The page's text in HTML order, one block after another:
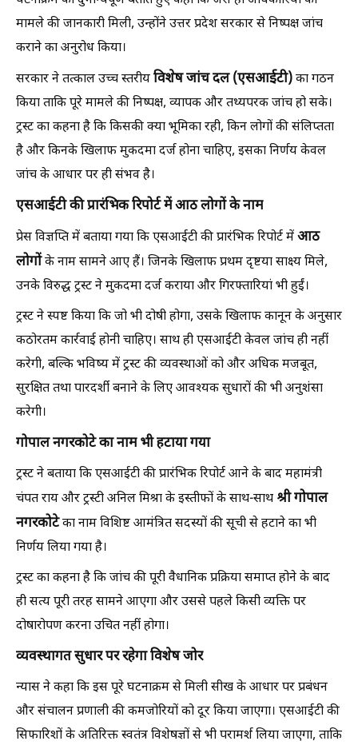
मामले की जानकारी मिली, उन्होंने उत्तर प्रदेश सरकार से निष्पक्ष जांच
कराने का अनुरोध किया।
सरकार ने तत्काल उच्च स्तरीयविशेष जांच दल (एसआईटी)का गठन
किया ताकि पूरे मामले की निष्पक्ष, व्यापक और तथ्यपरक जांच हो सके।
ट्रस्ट का कहना है कि किसकी क्या भूमिका रही, किन लोगों की संलिप्तता
है और किनके खिलाफ मुकदमा दर्ज होना चाहिए, इसका निर्णय केवल
जांच के आधार पर ही संभव है।
एसआईटी की प्रारंभिक रिपोर्ट में आठ लोगों के नाम
प्रेस विज्ञप्ति में बताया गया कि एसआईटी की प्रारंभिक रिपोर्ट मेंआठ
लोगोंके नाम सामने आए हैं। जिनके खिलाफ प्रथम दृष्टया साक्ष्य मिले,
उनके विरुद्ध ट्रस्ट ने मुकदमा दर्ज कराया और गिरफ्तारियां भी हुईं।
ट्रस्ट ने स्पष्ट किया कि जो भी दोषी होगा, उसके खिलाफ कानून के अनुसार
कठोरतम कार्रवाई होनी चाहिए। साथ ही एसआईटी केवल जांच ही नहीं
करेगी, बल्कि भविष्य में ट्रस्ट की व्यवस्थाओं को और अधिक मजबूत,
सुरक्षित तथा पारदर्शी बनाने के लिए आवश्यक सुधारों की भी अनुशंसा
करेगी।
गोपाल नगरकोटे का नाम भी हटाया गया
ट्रस्ट ने बताया कि एसआईटी की प्रारंभिक रिपोर्ट आने के बाद महामंत्री
चंपत राय और ट्रस्टी अनिल मिश्रा के इस्तीफों के साथ-साथ श्री गोपाल
नगरकोटेका नाम विशिष्ट आमंत्रित सदस्यों की सूची से हटाने का भी
निर्णय लिया गया है।
ट्रस्ट का कहना है कि जांच की पूरी वैधानिक प्रक्रिया समाप्त होने के बाद
ही सत्य पूरी तरह सामने आएगा और उससे पहले किसी व्यक्ति पर
दोषारोपण करना उचित नहीं होगा।
व्यवस्थागत सुधार पर रहेगा विशेष जोर
न्यास ने कहा कि इस पूरे घटनाक्रम से मिली सीख के आधार पर प्रबंधन
और संचालन प्रणाली की कमजोरियों को दूर किया जाएगा। एसआईटी की
सिफारिशों के अतिरिक्त स्वतंत्र विशेषज्ञों से भी परामर्श लिया जाएगा, ताकि